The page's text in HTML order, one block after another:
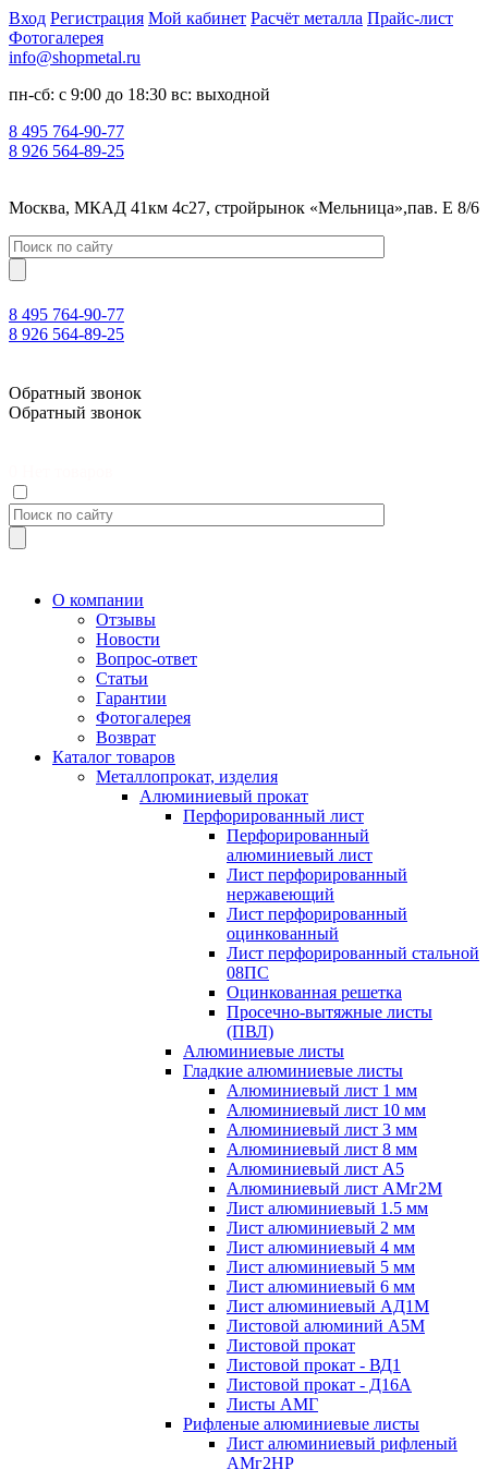
Вход Регистрация Мой кабинет Расчёт металла Прайс-лист
Фотогалерея
info@shopmetal.ru
пн-сб: с 9:00 до 18:30 вс: выходной
8 495 764-90-77
8 926 564-89-25
Москва, МКАД 41км 4с27, стройрынок «Мельница»,пав. Е 8/6
8 495 764-90-77
8 926 564-89-25
Обратный звонок
Обратный звонок
О компании
Отзывы
Новости
Вопрос-ответ
Статьи
Гарантии
Фотогалерея
Возврат
Каталог товаров
Металлопрокат, изделия
Алюминиевый прокат
Перфорированный лист
Перфорированный
алюминиевый лист
Лист перфорированный
нержавеющий
Лист перфорированный
оцинкованный
Лист перфорированный стальной
08ПС
Оцинкованная решетка
Просечно-вытяжные листы
(ПВЛ)
Алюминиевые листы
Гладкие алюминиевые листы
Алюминиевый лист 1 мм
Алюминиевый лист 10 мм
Алюминиевый лист 3 мм
Алюминиевый лист 8 мм
Алюминиевый лист А5
Алюминиевый лист АМг2М
Лист алюминиевый 1.5 мм
Лист алюминиевый 2 мм
Лист алюминиевый 4 мм
Лист алюминиевый 5 мм
Лист алюминиевый 6 мм
Лист алюминиевый АД1М
Листовой алюминий А5М
Листовой прокат
Листовой прокат - ВД1
Листовой прокат - Д16А
Листы АМГ
Рифленые алюминиевые листы
Лист алюминиевый рифленый
АМг2НР